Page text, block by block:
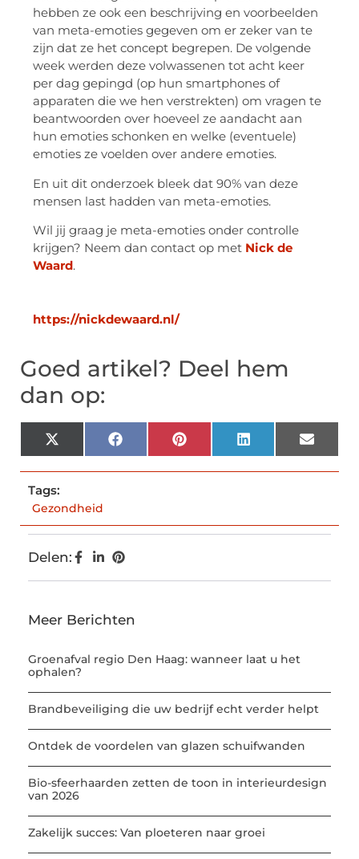
hebben ze ook een beschrijving en voorbeelden
van meta-emoties gegeven om er zeker van te
zijn dat ze het concept begrepen. De volgende
week werden deze volwassenen tot acht keer
per dag gepingd (op hun smartphones of
apparaten die we hen verstrekten) om vragen te
beantwoorden over hoeveel ze aandacht aan
hun emoties schonken en welke (eventuele)
emoties ze voelden over andere emoties.
En uit dit onderzoek bleek dat 90% van deze
mensen last hadden van meta-emoties.
Wil jij graag je meta-emoties onder controlle
krijgen? Neem dan contact op met Nick de
Waard.
https://nickdewaard.nl/
Goed artikel? Deel hem
dan op:
X
(Twitter)
FacebookPinterestLinkedInEmail
Tags:
Gezondheid
Delen:
Meer Berichten
Groenafval regio Den Haag: wanneer laat u het
ophalen?
Brandbeveiliging die uw bedrijf echt verder helpt
Ontdek de voordelen van glazen schuifwanden
Bio-sfeerhaarden zetten de toon in interieurdesign
van 2026
Zakelijk succes: Van ploeteren naar groei